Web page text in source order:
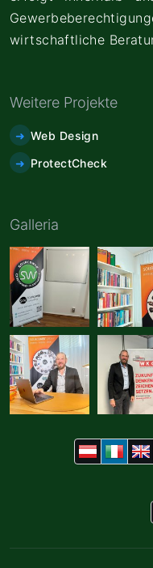
wirtschaftliche
Weitere Projekte
Web Design
ProtectCheck
Galleria